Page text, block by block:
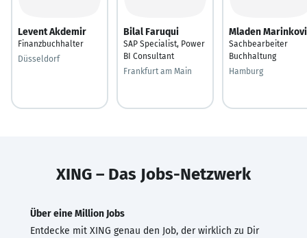
Levent Akdemir
Finanzbuchhalter
Düsseldorf
Bilal Faruqui
SAP Specialist, Power
BI Consultant
Frankfurt am Main
Mladen
Sachbearbeiter
Buchhaltung
Hamburg
XING – Das Jobs-Netzwerk
Über eine Million Jobs
Entdecke mit XING genau den Job, der wirklich zu Dir